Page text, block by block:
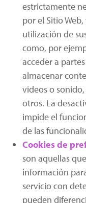
estrictamente
por el Sitio
utilización de
como, por
acceder a
almacenar
videos o
otros. La
impide el
de las
Cookies de
son aquellas
información
servicio con
pueden